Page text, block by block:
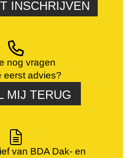
INSCHRIJVEN
nog vragen
eerst advies?
MIJ TERUG
van BDA Dak- en